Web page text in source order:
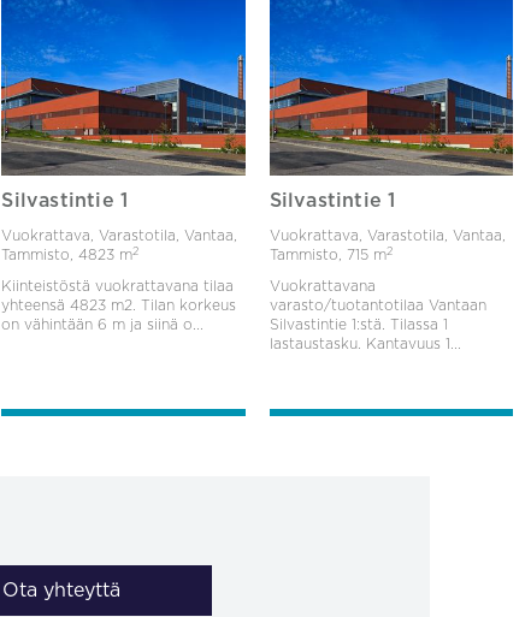
Silvastintie 1
Vuokrattava, Varastotila, Vantaa,
Tammisto,4823 m2
Kiinteistöstä vuokrattavana tilaa
yhteensä 4823 m2. Tilan korkeus
on vähintään 6 m ja siinä o...
Silvastintie 1
Vuokrattava, Varastotila, Vantaa,
Tammisto,
715 m2
Vuokrattavana
varasto/tuotantotilaa Vantaan
Silvastintie 1:stä. Tilassa 1
lastaustasku. Kantavuus 1...
Ota yhteyttä